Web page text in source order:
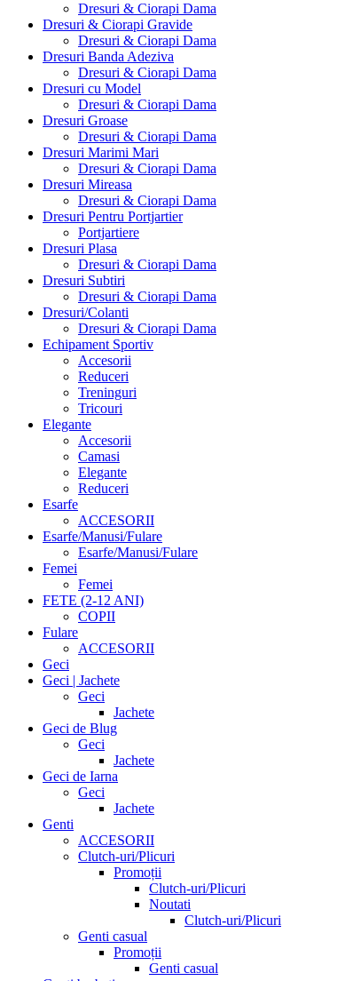
Dresuri & Ciorapi Dama
Dresuri & Ciorapi Gravide
Dresuri & Ciorapi Dama
Dresuri Banda Adeziva
Dresuri & Ciorapi Dama
Dresuri cu Model
Dresuri & Ciorapi Dama
Dresuri Groase
Dresuri & Ciorapi Dama
Dresuri Marimi Mari
Dresuri & Ciorapi Dama
Dresuri Mireasa
Dresuri & Ciorapi Dama
Dresuri Pentru Portjartier
Portjartiere
Dresuri Plasa
Dresuri & Ciorapi Dama
Dresuri Subtiri
Dresuri & Ciorapi Dama
Dresuri/Colanti
Dresuri & Ciorapi Dama
Echipament Sportiv
Accesorii
Reduceri
Treninguri
Tricouri
Elegante
Accesorii
Camasi
Elegante
Reduceri
Esarfe
ACCESORII
Esarfe/Manusi/Fulare
Esarfe/Manusi/Fulare
Femei
Femei
FETE (2-12 ANI)
COPII
Fulare
ACCESORII
Geci
Geci | Jachete
Geci
Jachete
Geci de Blug
Geci
Jachete
Geci de Iarna
Geci
Jachete
Genti
ACCESORII
Clutch-uri/Plicuri
Promoții
Clutch-uri/Plicuri
Noutati
Clutch-uri/Plicuri
Genti casual
Promoții
Genti casual